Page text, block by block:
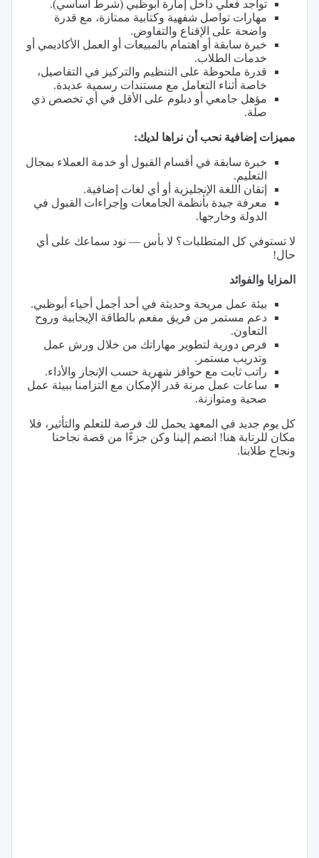
تواجد فعلي داخل إمارة أبوظبي (شرط أساسي).
مهارات تواصل شفهية وكتابية ممتازة، مع قدرة
واضحة على الإقناع والتفاوض.
خبرة سابقة أو اهتمام بالمبيعات أو العمل الأكاديمي أو
خدمات الطلاب.
قدرة ملحوظة على التنظيم والتركيز في التفاصيل،
خاصة أثناء التعامل مع مستندات رسمية عديدة.
مؤهل جامعي أو دبلوم على الأقل في أي تخصص ذي
صلة.
مميزات إضافية نحب أن نراها لديك:
خبرة سابقة في أقسام القبول أو خدمة العملاء بمجال
التعليم.
إتقان اللغة الإنجليزية أو أي لغات إضافية.
معرفة جيدة بأنظمة الجامعات وإجراءات القبول في
الدولة وخارجها.
لا تستوفي كل المتطلبات؟ لا بأس — نود سماعك على أي
حال!
المزايا والفوائد
بيئة عمل مريحة وحديثة في أحد أجمل أحياء أبوظبي.
دعم مستمر من فريق مفعم بالطاقة الإيجابية وروح
التعاون.
فرص دورية لتطوير مهاراتك من خلال ورش عمل
وتدريب مستمر.
راتب ثابت مع حوافز شهرية حسب الإنجاز والأداء.
ساعات عمل مرنة قدر الإمكان مع التزامنا ببيئة عمل
صحية ومتوازنة.
كل يوم جديد في المعهد يحمل لك فرصة للتعلم والتأثير، فلا
مكان للرتابة هنا! انضم إلينا وكن جزءًا من قصة نجاحنا
ونجاح طلابنا.